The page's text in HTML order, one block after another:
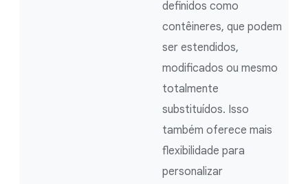
definidos como
contêineres, que podem
ser estendidos,
modificados ou mesmo
totalmente
substituídos. Isso
também oferece mais
flexibilidade para
personalizar